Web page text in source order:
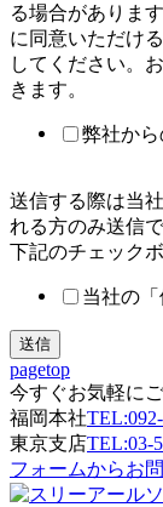
る場合がありま
に同意いただけ
してください。
きます。
弊社か
送信する際は当社
れる方のみ送信で
下記のチェック
当社の
pagetop
今すぐお気軽に
福岡本社
東京支店TEL:03-
フォームからお